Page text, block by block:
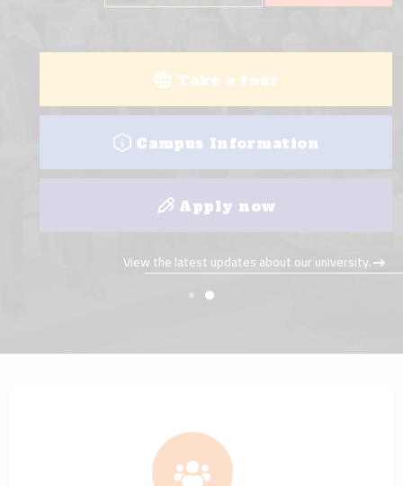
Take a tour
Campus Information
Apply now
View the latest updates about our university.